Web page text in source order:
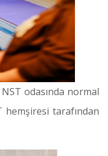
odasında normal
tarafından